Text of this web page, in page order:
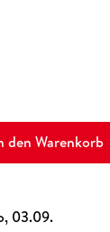
den Warenkorb
03.09.